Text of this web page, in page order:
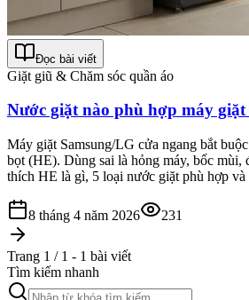
Đọc bài viết
Giặt giũ & Chăm sóc quần áo
Nước giặt nào phù hợp máy giặt
Máy giặt Samsung/LG cửa ngang bắt
bọt (HE). Dùng sai là hỏng máy, bốc mùi,
thích HE là gì, 5 loại nước giặt phù hợp
8 tháng 4 năm 2026 231
Trang 1 / 1 - 1 bài viết
Tìm kiếm nhanh